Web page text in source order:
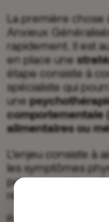
La première chose
Anxieux
rapidement. Il est
en place une
étape consiste à
spécialiste qui
une
comportementale
alimentaires ou
L’enjeu consiste à
les symptômes
pour pouvoir
rétablir son équilibre.
Pour calmer les